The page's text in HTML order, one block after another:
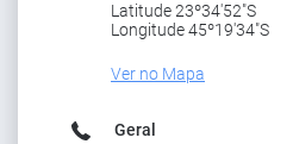
Latitude 23º34'52"S
Longitude 45º19'34"S
Ver no Mapa
Geral